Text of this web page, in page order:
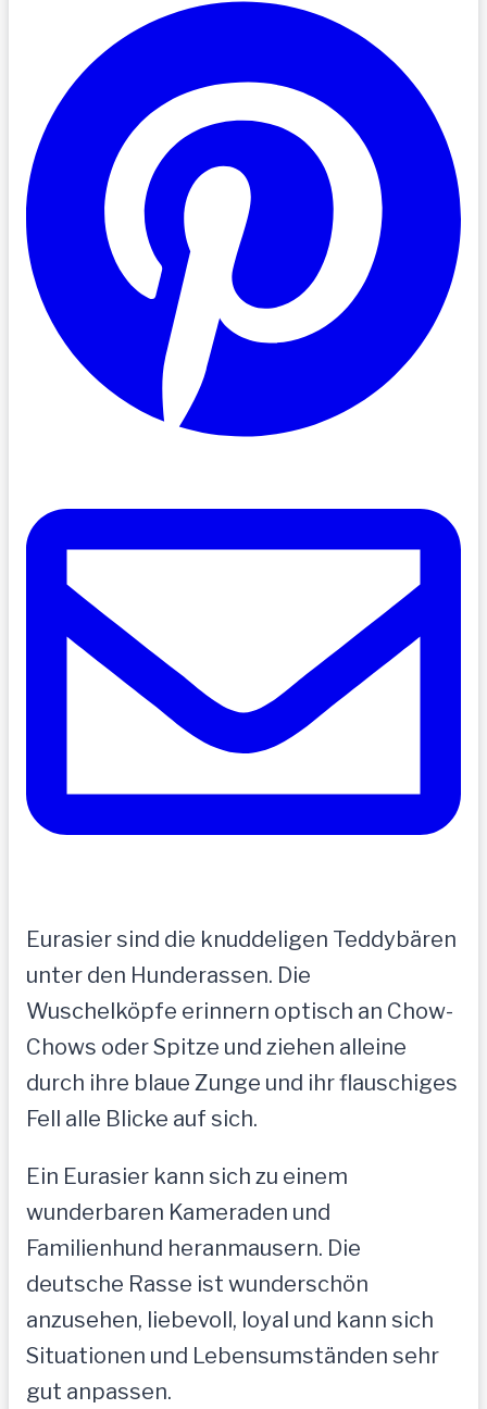
Eurasier sind die knuddeligen Teddybären
unter den Hunderassen. Die
Wuschelköpfe erinnern optisch an Chow-
Chows oder Spitze und ziehen alleine
durch ihre blaue Zunge und ihr flauschiges
Fell alle Blicke auf sich.
Ein Eurasier kann sich zu einem
wunderbaren Kameraden und
Familienhund heranmausern. Die
deutsche Rasse ist wunderschön
anzusehen, liebevoll, loyal und kann sich
Situationen und Lebensumständen sehr
gut anpassen.